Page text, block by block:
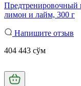
Предтренировочный
лимон и лайм, 300 г
Напишите отзыв
404 443 сўм